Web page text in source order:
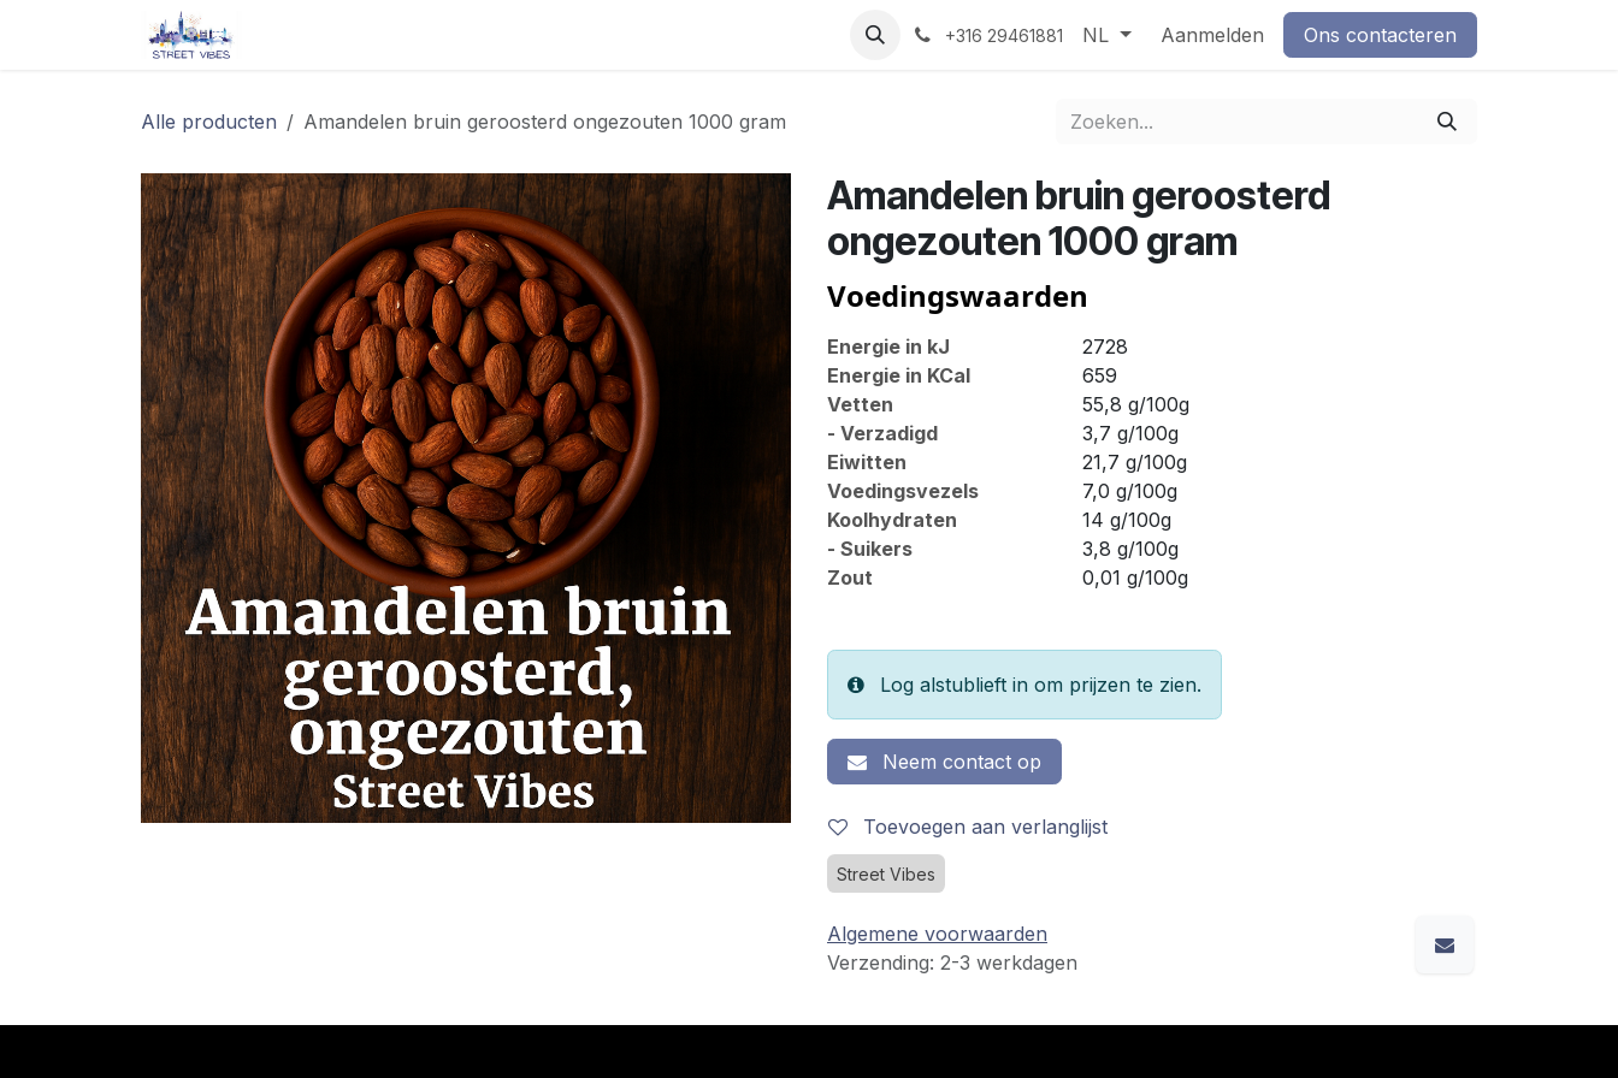
Overslaan naar inhoud
Contact +316 29461881 NL Aanmelden Ons contacteren
Alle producten Amandelen bruin geroosterd ongezouten 1000 gram
Amandelen bruin geroosterd
ongezouten 1000 gram
Voedingswaarden
Energie in kJ
2728
Energie in KCal
659
Vetten
55,8 g/100g
- Verzadigd
3,7 g/100g
Eiwitten
21,7 g/100g
Voedingsvezels
7,0 g/100g
Koolhydraten
14 g/100g
- Suikers
3,8 g/100g
Zout
0,01 g/100g
Log alstublieft in om prijzen te zien.
Neem contact op
Toevoegen aan verlanglijst
Street Vibes
Algemene voorwaarden
Verzending: 2-3 werkdagen